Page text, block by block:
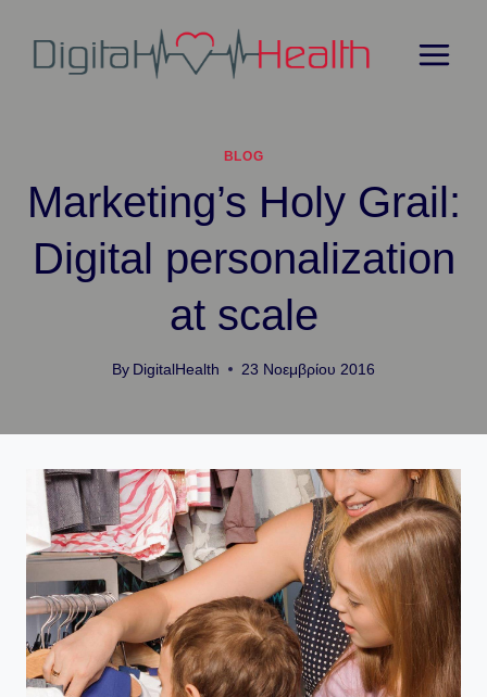
content
BLOG
Marketing’s Holy Grail:
Digital personalization
at scale
By DigitalHealth 23 Νοεμβρίου 2016